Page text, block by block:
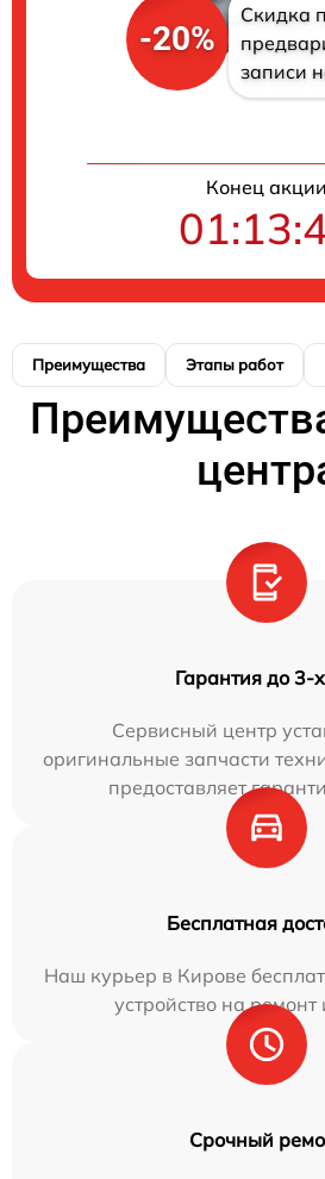
-20%
Скидка
записи
Конец акции
Преимущества Этапы работ
Гарантия до 3-
Сервисный центр
оригинальные запчасти
предоставляет
Бесплатная
Наш курьер в Кирове
устройство на ремонт
Срочный